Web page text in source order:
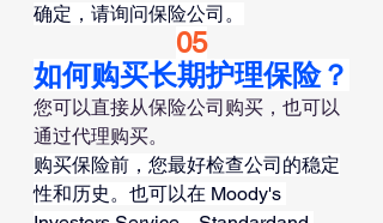
确定，请询问保险公司。
05
如何购买长期护理保险？
您可以直接从保险公司购买，也可以
通过代理购买。
购买保险前，您最好检查公司的稳定
性和历史。也可以在 Moody's